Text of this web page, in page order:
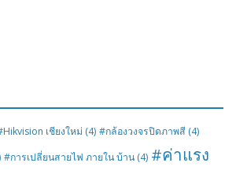
เชียงใหม่ (4) #กล้องวงจรปิดภาพสี (4)
#การเปลี่ยนสายไฟ ภายใน บ้าน (4) #ค่าแรง